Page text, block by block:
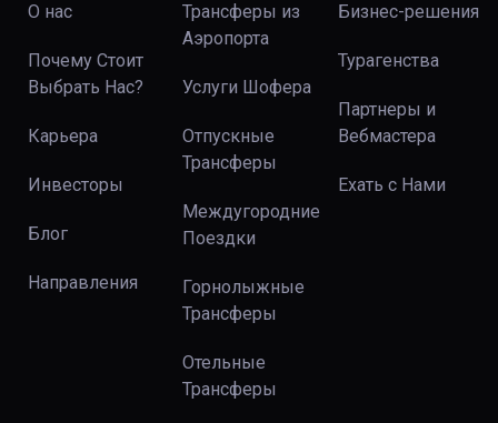
О нас
Почему Стоит
Выбрать Нас?
Карьера
Инвесторы
Блог
Направления
Трансферы из
Аэропорта
Услуги Шофера
Отпускные
Трансферы
Междугородние
Поездки
Горнолыжные
Трансферы
Отельные
Трансферы
Бизнес-решения
Турагенства
Партнеры и
Вебмастера
Ехать с Нами